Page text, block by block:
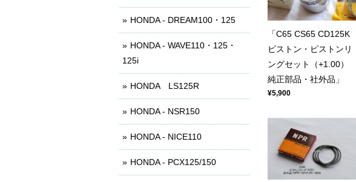
「C65 CS65 CD125K
ピストン・ピストンリ
ングセット（+1.00）
純正部品・社外品」
¥5,900
HONDA - DREAM100・125
HONDA - WAVE110・125・
125i
HONDA LS125R
HONDA - NSR150
HONDA - NICE110
HONDA - PCX125/150